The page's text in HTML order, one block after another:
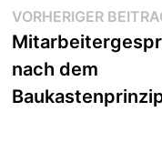
VORHERIGER
nach dem